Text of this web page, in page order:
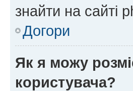
знайти на сайті
Догори
Як я можу
користувача?